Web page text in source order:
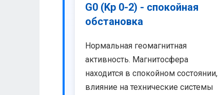
G0 (Kp 0-2) - спокойная
обстановка
Нормальная геомагнитная
активность. Магнитосфера
находится в спокойном состоянии,
влияние на технические системы